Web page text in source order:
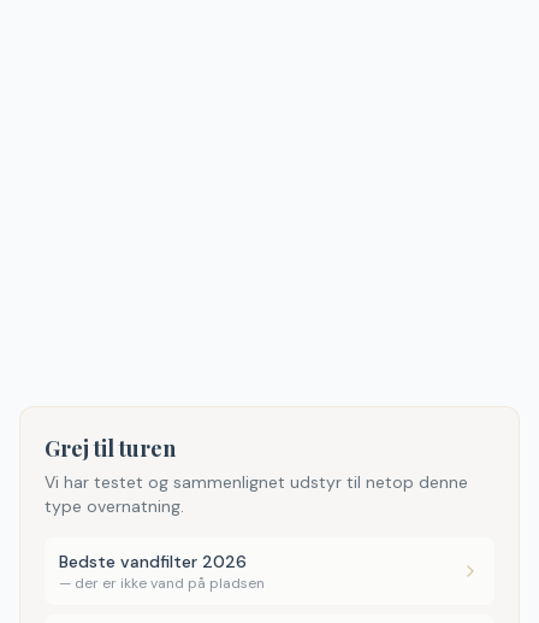
Grej til turen
Vi har testet og sammenlignet udstyr til netop denne
type overnatning.
Bedste vandfilter 2026
— der er ikke vand på pladsen